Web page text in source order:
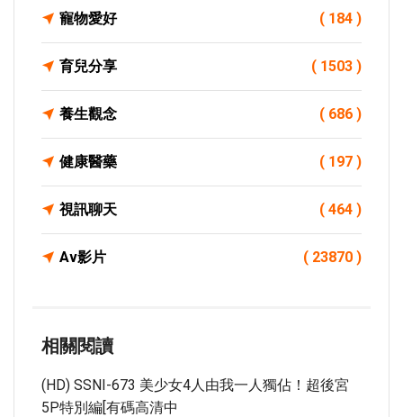
寵物愛好 ( 184 )
育兒分享 ( 1503 )
養生觀念 ( 686 )
健康醫藥 ( 197 )
視訊聊天 ( 464 )
Av影片 ( 23870 )
相關閱讀
(HD) SSNI-673 美少女4人由我一人獨佔！超後宮
5P特別編[有碼高清中